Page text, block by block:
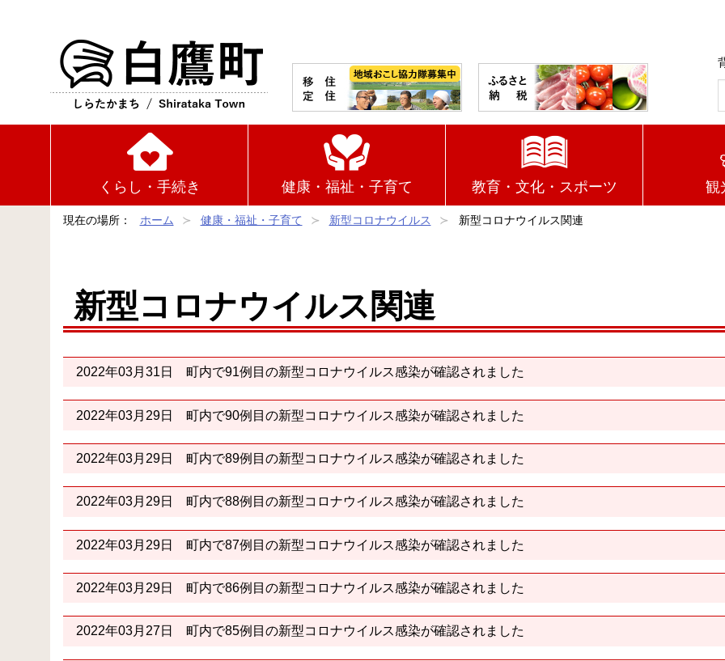
くらし・手続き 健康・福祉・子育て 教育・文化・スポーツ 観
現在の場所： ホーム 健康・福祉・子育て 新型コロナウイルス 新型コロナウイルス関連
新型コロナウイルス関連
2022年03月31日 町内で91例目の新型コロナウイルス感染が確認されました
2022年03月29日 町内で90例目の新型コロナウイルス感染が確認されました
2022年03月29日 町内で89例目の新型コロナウイルス感染が確認されました
2022年03月29日 町内で88例目の新型コロナウイルス感染が確認されました
2022年03月29日 町内で87例目の新型コロナウイルス感染が確認されました
2022年03月29日 町内で86例目の新型コロナウイルス感染が確認されました
2022年03月27日 町内で85例目の新型コロナウイルス感染が確認されました